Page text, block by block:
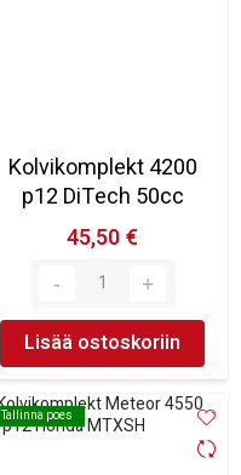
Kolvikomplekt 4200
p12 DiTech 50cc
45,50 €
Lisää ostoskoriin
Tallinna poes
Tallinna poes